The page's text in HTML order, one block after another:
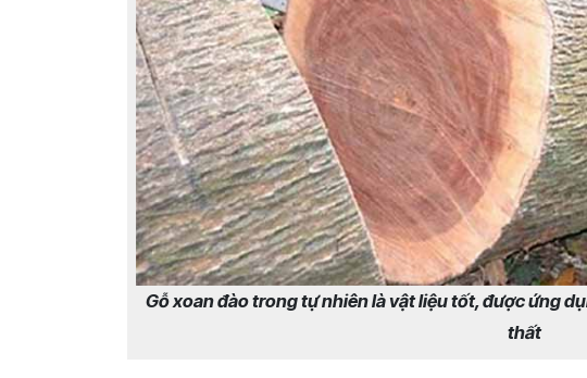
Gỗ xoan đào trong tự nhiên là vật liệu tốt, được ứng
thất